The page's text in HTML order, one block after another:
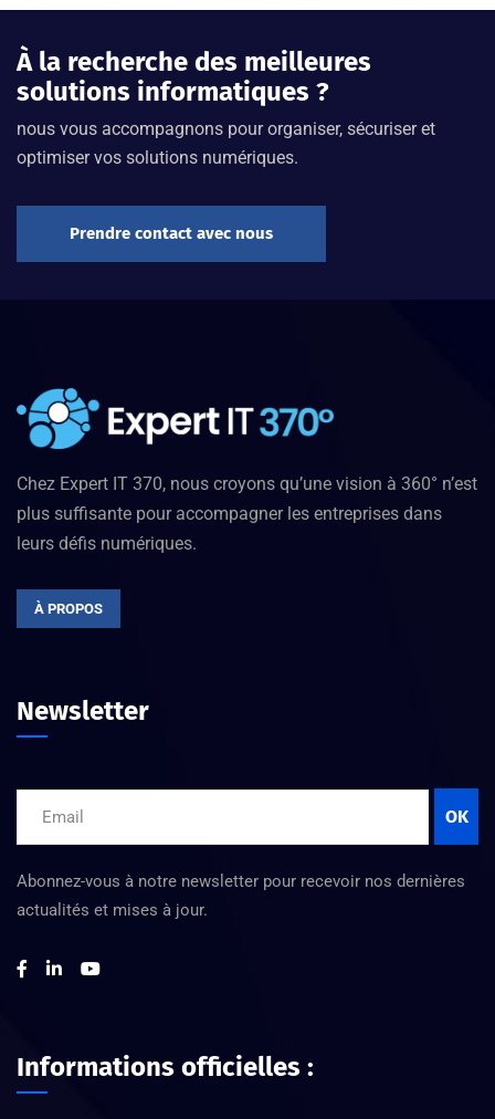
À la recherche des meilleures
solutions informatiques ?
nous vous accompagnons pour organiser, sécuriser et
optimiser vos solutions numériques.
Prendre contact avec nous
Chez Expert IT 370, nous croyons qu’une vision à 360° n’est
plus suffisante pour accompagner les entreprises dans
leurs défis numériques.
À PROPOS
Newsletter
OK
Abonnez-vous à notre newsletter pour recevoir nos dernières
actualités et mises à jour.
Informations officielles :